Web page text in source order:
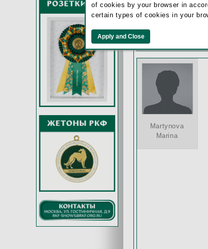
Надежда
Martynova
Marina
of cookies by your browser in
certain types of cookies in your